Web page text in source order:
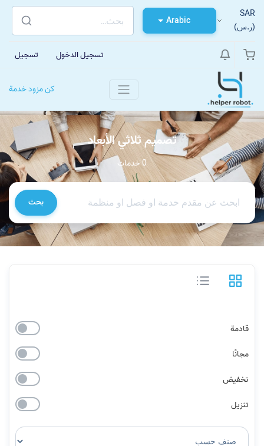
SAR
(ر.س)
Arabic
تسجيل الدخول تسجيل
كن مزود خدمة
تصميم ثلاثي الأبعاد
0 خدمات
بحث
قادمة
مجانًا
تخفيض
تنزيل